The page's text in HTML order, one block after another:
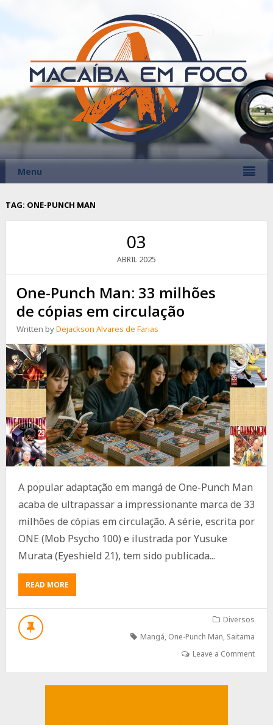
Menu
TAG: ONE-PUNCH MAN
03
ABRIL 2025
One-Punch Man: 33 milhões
de cópias em circulação
Written byDejackson Alvares de Farias
A popular adaptação em mangá de One-Punch Man
acaba de ultrapassar a impressionante marca de 33
milhões de cópias em circulação. A série, escrita por
ONE (Mob Psycho 100) e ilustrada por Yusuke
Murata (Eyeshield 21), tem sido publicada...
READ MOREABOUT
ONE-
PUNCH
CIRCULAÇÃO
Diversos
Mangá, One-Punch Man, Saitama
Leave a Comment